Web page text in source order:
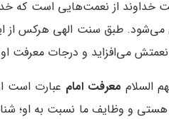
از نعمت‌هایی است که خدا
می‌شود. طبق سنت الهی هرکس از
می‌افزاید و درجات معرفت او
السلام معرفت امام عبارت است
هستی و وظایف ما نسبت به او؛